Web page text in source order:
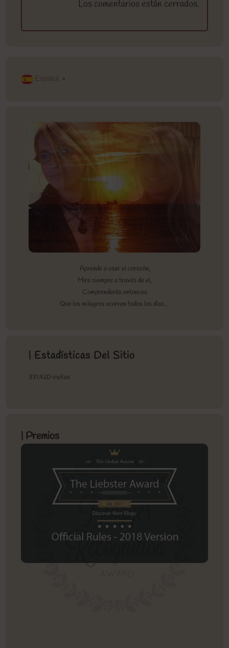
Los comentarios están cerrados.
Español ▼
Aprende a usar el corazón,
Mira siempre a través de el,
Comprenderás entonces
Que los milagros ocurren todos los días…
| Estadísticas Del Sitio
331.420 visitas
| Premios